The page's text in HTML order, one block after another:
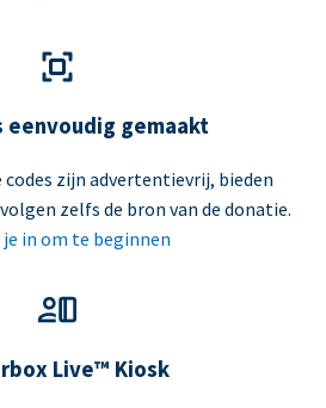
eenvoudig gemaakt
codes zijn advertentievrij, bieden
zelfs de bron van de donatie.
in om te beginnen
Live™ Kiosk